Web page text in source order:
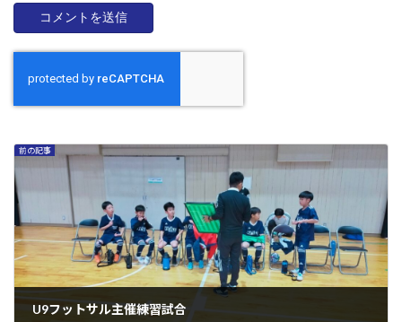
前の記事
U9フットサル主催練習試合